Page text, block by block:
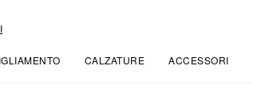
CALZATURE ACCESSORI